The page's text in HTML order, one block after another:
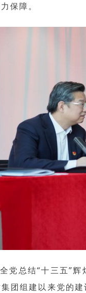
保障。
总结“十三五”辉
团组建以来党的